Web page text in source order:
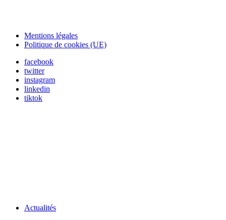
Mentions légales
Politique de cookies (UE)
facebook
twitter
instagram
linkedin
tiktok
Actualités